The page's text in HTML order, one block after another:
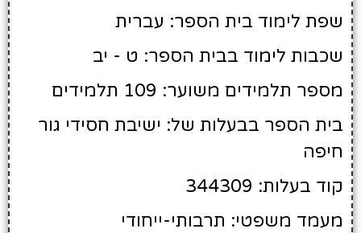
שפת לימוד בית הספר: עברית
שכבות לימוד בבית הספר: ט - יב
מספר תלמידים משוער: 109 תלמידים
בית הספר בבעלות של: ישיבת חסידי גור
חיפה
קוד בעלות: 344309
מעמד משפטי: תרבותי-ייחודי